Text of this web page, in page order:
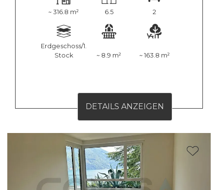
~ 316.8 m² 6.5 2
Erdgeschoss/1.
Stock
~ 8.9 m² ~ 163.8 m²
DETAILS ANZEIGEN